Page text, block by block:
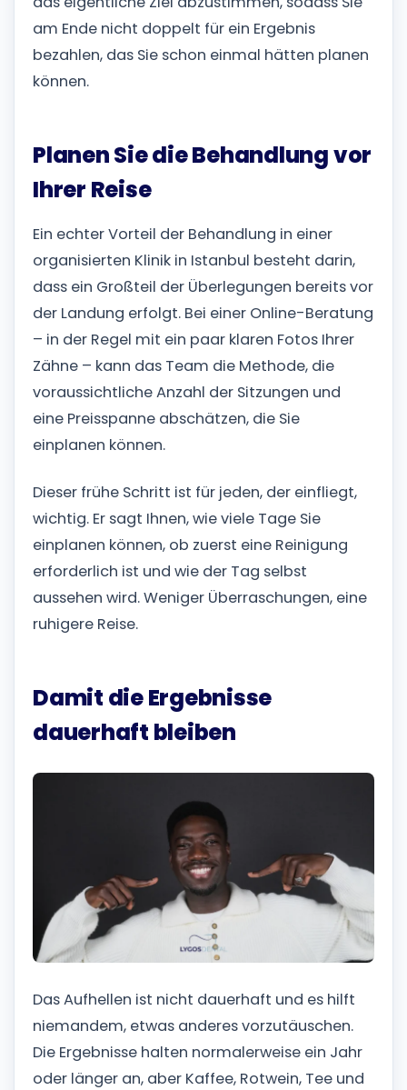
am Ende nicht doppelt für ein Ergebnis
bezahlen, das Sie schon einmal hätten planen
können.
Planen Sie die Behandlung vor
Ihrer Reise
Ein echter Vorteil der Behandlung in einer
organisierten Klinik in Istanbul besteht darin,
dass ein Großteil der Überlegungen bereits vor
der Landung erfolgt. Bei einer Online-Beratung
– in der Regel mit ein paar klaren Fotos Ihrer
Zähne – kann das Team die Methode, die
voraussichtliche Anzahl der Sitzungen und
eine Preisspanne abschätzen, die Sie
einplanen können.
Dieser frühe Schritt ist für jeden, der einfliegt,
wichtig. Er sagt Ihnen, wie viele Tage Sie
einplanen können, ob zuerst eine Reinigung
erforderlich ist und wie der Tag selbst
aussehen wird. Weniger Überraschungen, eine
ruhigere Reise.
Damit die Ergebnisse
dauerhaft bleiben
Das Aufhellen ist nicht dauerhaft und es hilft
niemandem, etwas anderes vorzutäuschen.
Die Ergebnisse halten normalerweise ein Jahr
oder länger an, aber Kaffee, Rotwein, Tee und